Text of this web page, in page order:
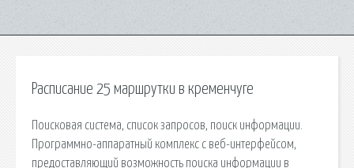
Расписание 25 маршрутки в кременчуге
Поисковая сиcтема, список запросов, поиск информации.
Программно-аппаратный комплекс с веб-интерфейсом,
предоставляющий возможность поиска информации в